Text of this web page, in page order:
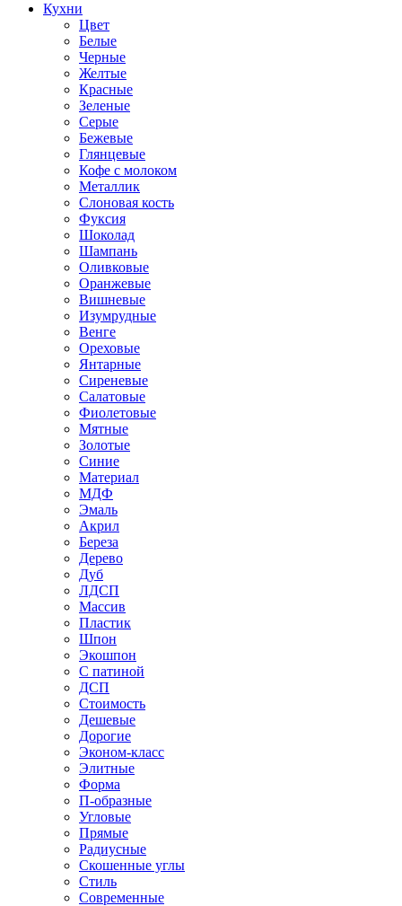
Кухни
Цвет
Белые
Черные
Желтые
Красные
Зеленые
Серые
Бежевые
Глянцевые
Кофе с молоком
Металлик
Слоновая кость
Фуксия
Шоколад
Шампань
Оливковые
Оранжевые
Вишневые
Изумрудные
Венге
Ореховые
Янтарные
Сиреневые
Салатовые
Фиолетовые
Мятные
Золотые
Синие
Материал
МДФ
Эмаль
Акрил
Береза
Дерево
Дуб
ЛДСП
Массив
Пластик
Шпон
Экошпон
С патиной
ДСП
Стоимость
Дешевые
Дорогие
Эконом-класс
Элитные
Форма
П-образные
Угловые
Прямые
Радиусные
Скошенные углы
Стиль
Современные